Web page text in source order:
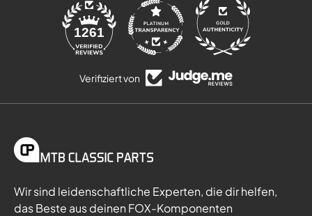
1261
Verifiziert von
Wir sind leidenschaftliche Experten, die dir helfen,
das Beste aus deinen FOX-Komponenten